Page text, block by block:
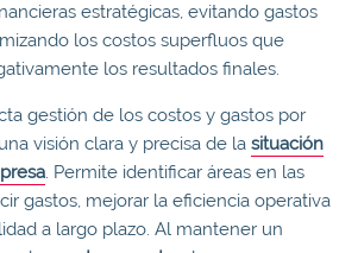
estratégicas, evitando gastos
los costos superfluos que
los resultados finales.
gestión de los costos y gastos por
visión clara y precisa de la situación
. Permite identificar áreas en las
gastos, mejorar la eficiencia operativa
a largo plazo. Al mantener un